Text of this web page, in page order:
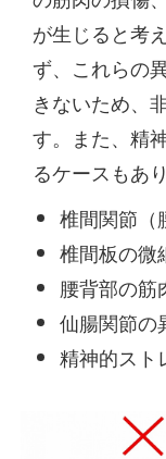
が生じると考
ず、これらの
きないため、
す。また、精
るケースもあ
椎間関節（
椎間板の微
腰背部の筋
仙腸関節の
精神的スト